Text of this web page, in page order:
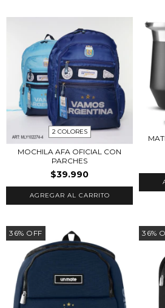
2 COLORES
MOCHILA AFA OFICIAL CON
PARCHES
$39.990
AGREGAR AL CARRITO
36% OFF 36%